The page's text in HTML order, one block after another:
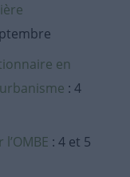
en
: 4
: 4 et 5